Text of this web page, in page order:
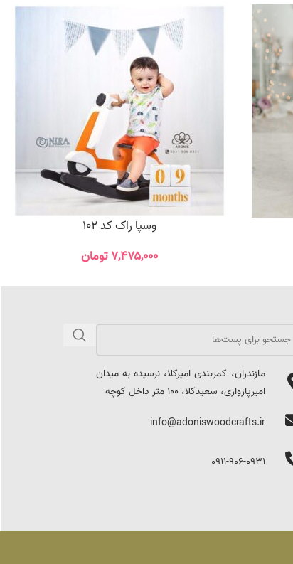
وسپا راک کد 102
۷,۴۷۵,۰۰۰تومان
مازندران، کمربندی امیرکلا، نرسیده به میدان
امیرپازواری، سعیدکلا، 100 متر داخل کوچه
info@adoniswoodcrafts.ir
0911-906-0931